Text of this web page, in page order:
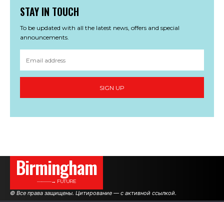
STAY IN TOUCH
To be updated with all the latest news, offers and special
announcements.
SIGN UP
Birmingham
———→ FUTURE
© Все права защищены. Цитирование — с активной ссылкой.